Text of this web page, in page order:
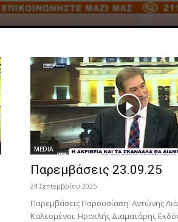
MEDIA
Παρεμβάσεις 23.09.25
24 Σεπτεμβρίου 2025
Παρεμβάσεις Παρουσίαση: Αντώνης
Καλεσμένοι: Ηρακλής Διαματάρης